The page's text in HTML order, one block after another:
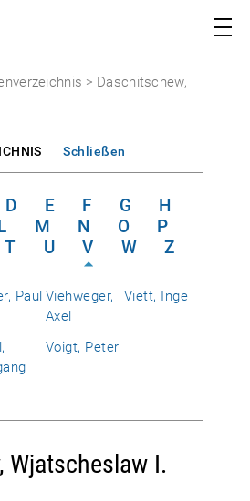
> Daschitschew,
Schließen
D E F G
H
M N O
P
T U V W Z
Paul Viehweger,
Axel
Viett, Inge
Voigt, Peter
Wjatscheslaw I.